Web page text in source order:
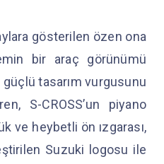
gösterilen özen ona
bir araç görünümü
güçlü tasarım vurgusunu
S-CROSS’un piyano
ve heybetli ön ızgarası,
Suzuki logosu ile